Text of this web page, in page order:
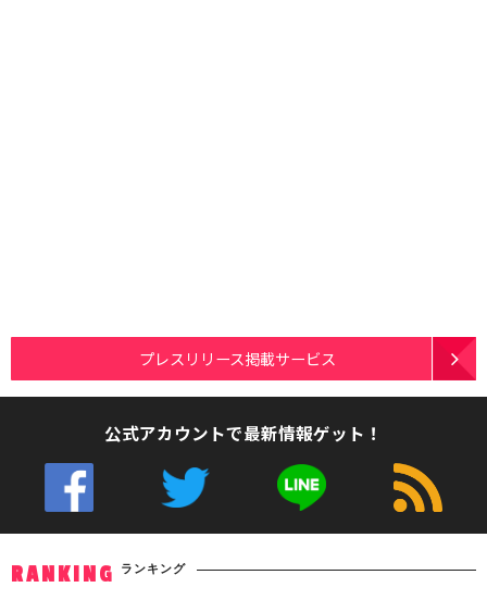
プレスリリース掲載サービス
公式アカウントで最新情報ゲット！
RANKING ランキング